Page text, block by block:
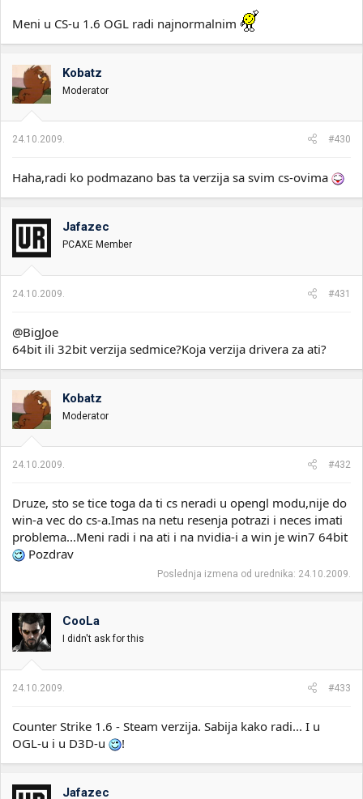
Meni u CS-u 1.6 OGL radi najnormalnim
Kobatz
Moderator
24.10.2009. #430
Haha,radi ko podmazano bas ta verzija sa svim cs-ovima
Jafazec
PCAXE Member
24.10.2009. #431
@BigJoe
64bit ili 32bit verzija sedmice?Koja verzija drivera za ati?
Kobatz
Moderator
24.10.2009. #432
Druze, sto se tice toga da ti cs neradi u opengl modu,nije do
win-a vec do cs-a.Imas na netu resenja potrazi i neces imati
problema...Meni radi i na ati i na nvidia-i a win je win7 64bit
Pozdrav
Poslednja izmena od urednika: 24.10.2009.
CooLa
I didn't ask for this
24.10.2009. #433
Counter Strike 1.6 - Steam verzija. Sabija kako radi... I u
OGL-u i u D3D-u
!
Jafazec